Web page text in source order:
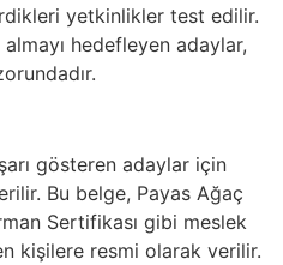
yetkinlikler test edilir.
hedefleyen adaylar,
gösteren adaylar için
Bu belge, Payas Ağaç
Sertifikası gibi meslek
kişilere resmi olarak verilir.